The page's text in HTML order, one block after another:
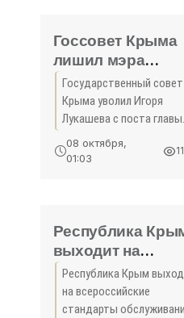
услуги за деньги.
Госсовет Крыма
лишил мэра
Симферополя
депутатских
полномочий -
«Новости Крыма»
Государственный совет
Крыма уволил Игоря
Лукашева с поста главы
комитета по
экономической,
Депутаты парламента
08 октября,
01:03
Республика
выходит на
всероссийские
стандарты
обслуживания в
Республика Крым
на всероссийские
стандарты